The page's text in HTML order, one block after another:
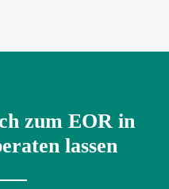
zum EOR in
lassen